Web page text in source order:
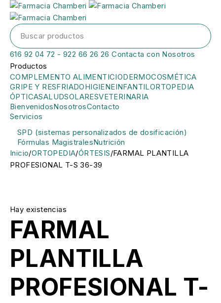
616 92 04 72 - 922 66 26 26 Contacta con Nosotros
Productos
COMPLEMENTO ALIMENTICIODERMOCOSMÉTICA
GRIPE Y RESFRIADOHIGIENEINFANTILORTOPEDIA
ÓPTICASALUDSOLARESVETERINARIA
BienvenidosNosotrosContacto
Servicios
SPD (sistemas personalizados de dosificación)
Fórmulas MagistralesNutrición
Inicio/ORTOPEDIA/ÓRTESIS/FARMAL PLANTILLA
PROFESIONAL T-S 36-39
Hay existencias
FARMAL
PLANTILLA
PROFESIONAL T-